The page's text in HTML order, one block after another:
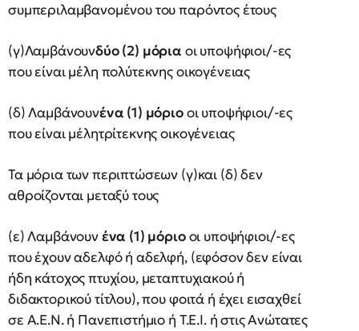
συμπεριλαμβανομένου του παρόντος έτους
(γ)Λαμβάνουνδύο (2) μόρια οι υποψήφιοι/-ες
που είναι μέλη πολύτεκνης οικογένειας
(δ) Λαμβάνουνένα (1) μόριοοι υποψήφιοι/-ες
που είναι μέλητρίτεκνης οικογένειας
Τα μόρια των περιπτώσεων (γ)και (δ) δεν
αθροίζονται μεταξύ τους
(ε) Λαμβάνουνένα (1) μόριοοι υποψήφιοι/-ες
που έχουν αδελφό ή αδελφή, (εφόσον δεν είναι
ήδη κάτοχος πτυχίου, μεταπτυχιακού ή
διδακτορικού τίτλου), που φοιτά ή έχει εισαχθεί
σε Α.Ε.Ν. ή Πανεπιστήμιο ή Τ.Ε.Ι. ή στις Ανώτατες